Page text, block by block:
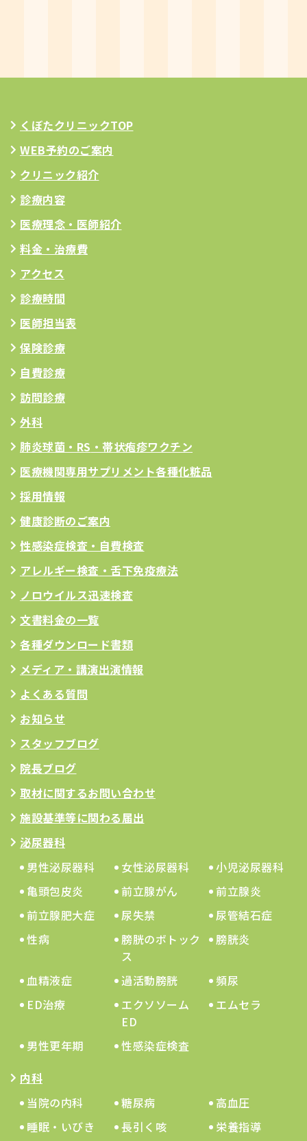
くぼたクリニックTOP
WEB予約のご案内
クリニック紹介
診療内容
医療理念 ・医師紹介
料金・治療費
アクセス
診療時間
医師担当表
保険診療
自費診療
訪問診療
外科
肺炎球菌・RS ・帯状疱疹ワクチン
医療機関専用サプリメント各種化粧品
採用情報
健康診断のご案内
性感染症検査・自費検査
アレルギー検査 ・舌下免疫療法
ノロウイルス迅速検査
文書料金の一覧
各種ダウンロード書類
メディア・講演出演情報
よくある質問
お知らせ
スタッフブログ
院長ブログ
取材に関するお問い合わせ
施設基準等に関わる届出
泌尿器科
男性泌尿器科
女性泌尿器科
小児泌尿器科
亀頭包皮炎
前立腺がん
前立腺炎
前立腺肥大症
尿失禁
尿管結石症
性病
膀胱のボトック
ス
膀胱炎
血精液症 過活動膀胱
頻尿
ED治療
エクソソーム
ED
エムセラ
男性更年期
性感染症検査
内科
当院の内科
糖尿病
高血圧
睡眠・いびき
長引く咳
栄養指導